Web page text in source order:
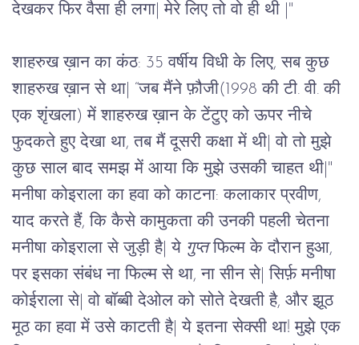
देखकर फिर वैसा ही लगा मेरे लिए तो वो ही थी "
शाहरुख ख़ान का कंठ: 35 वर्षीय विधी के लिए, सब कुछ
शाहरुख ख़ान से था “जब मैंने फ़ौजी(1998 की टी. वी. की
एक शृंखला) में शाहरुख ख़ान के टेंटुए को ऊपर नीचे
फुदकते हुए देखा था, तब मैं दूसरी कक्षा में थी वो तो मुझे
कुछ साल बाद समझ में आया कि मुझे उसकी चाहत थी |"
मनीषा कोइराला का हवा को काटना: कलाकार प्रवीण,
याद करते हैं, कि कैसे कामुकता की उनकी पहली चेतना
मनीषा कोइराला से जुड़ी है| ये गुप्त फिल्म के दौरान हुआ,
पर इसका संबंध ना फिल्म से था, ना सीन से| सिर्फ़ मनीषा
कोईराला से| वो बॉब्बी देओल को सोते देखती है, और झूठ
मूठ का हवा में उसे काटती है| ये इतना सेक्सी था! मुझे एक